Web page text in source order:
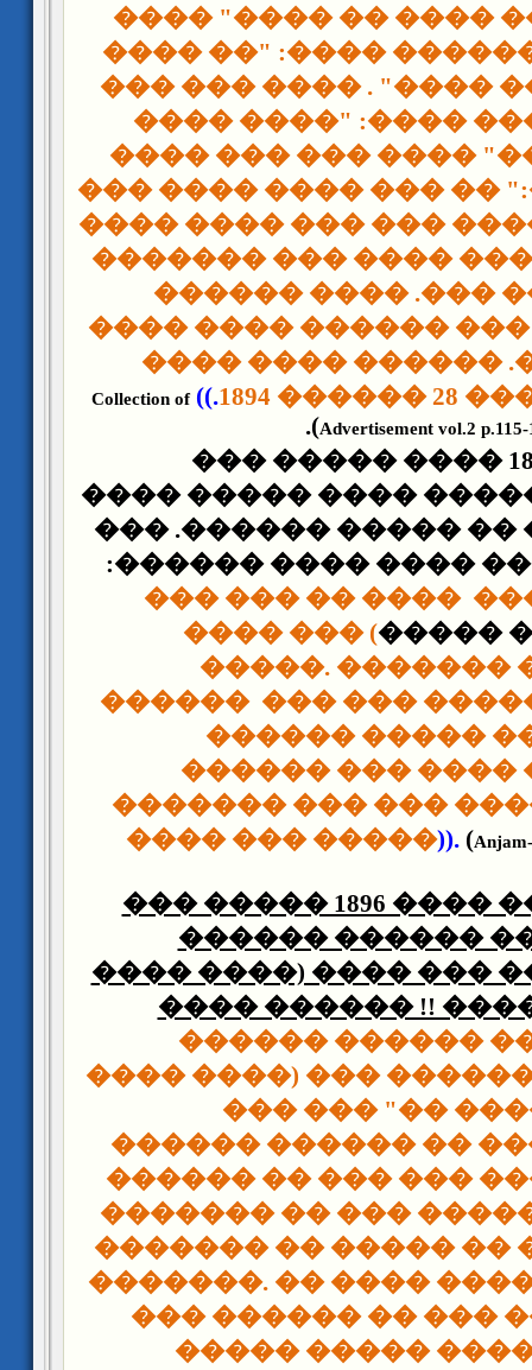
����:"����� ���� ��
��� ��� �� ������
���� �� ���� ����" .
���� ������ ����:
����� �����" ����
������ ����:" �� ���
��������" . ���� ���
������ ��� ��� ����
��� ����� ���.
������. ��� ���
�� ������. ������
.))
Collection of
Advertisement vol.2 p.115-
).
��� ����� 1896 ���� ����� ���
����� �� �������
�� ������ �� ��
��� ���� ����
��� ��� �� ����
���� ��� (�����
�����. �������
������ ��� ���
������ �����
������ ��� ����
������� ��� ���
���� ��� �����)). (
��� ����� 1896 ����
������ ������
���� ����) ���� ���
���� ������ !!
������ ������
���� ����) ���
��� ��� "��
������ ������ ��
������ �� ��� ���
������� �� ���
������� �� ����� ��
�������. �� ����
��� ������ �� ���
����� �����